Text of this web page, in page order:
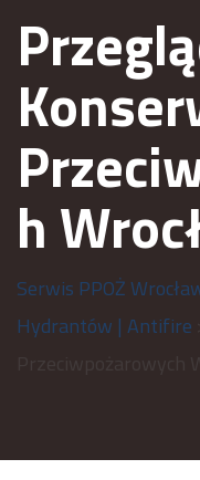
h
Serwis PPOŻ
Hydrantów | Antifire